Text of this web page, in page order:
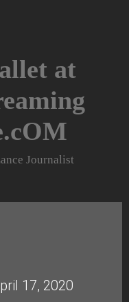
at
Journalist
17, 2020